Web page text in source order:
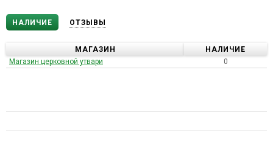
НАЛИЧИЕ ОТЗЫВЫ
МАГАЗИН
НАЛИЧИЕ
Магазин церковной утвари
0